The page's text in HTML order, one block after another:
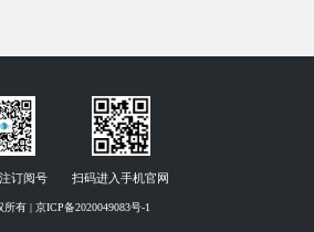
订阅号 扫码进入手机官网
所有 | 京ICP备2020049083号-1